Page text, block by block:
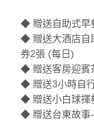
◆ 贈送自助式早
◆ 贈送大酒店自
券2張 (每日)
◆ 贈送客房迎賓
◆ 贈送3小時自
◆ 贈送小白球揮
◆ 贈送台東故事